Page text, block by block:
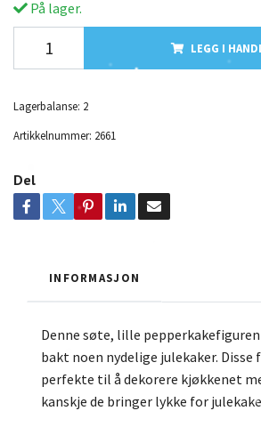
På lager.
LEGG I
Lagerbalanse: 2
Artikkelnummer: 2661
Del
INFORMASJON
Denne søte, lille
bakt noen nydelige julekaker. Disse
perfekte til å dekorere kjøkkenet
kanskje de bringer lykke for